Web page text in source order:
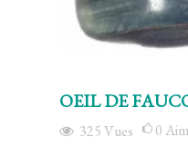
OEIL DE
325Vues 0